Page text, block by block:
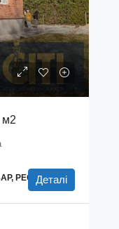
м2
РЕСТОРАН
Деталі